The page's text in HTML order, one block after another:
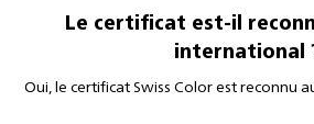
Le certificat est-il
international
Oui, le certificat Swiss Color est reconnu